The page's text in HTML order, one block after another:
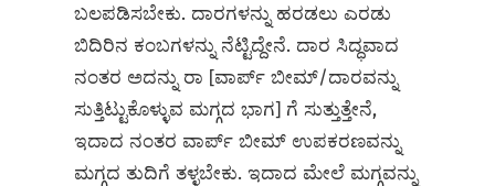
ಬಲಪಡಿಸಬೇಕು. ದಾರಗಳನ್ನು ಹರಡಲು ಎರಡು
ಬಿದಿರಿನ ಕಂಬಗಳನ್ನು ನೆಟ್ಟಿದ್ದೇನೆ. ದಾರ ಸಿದ್ಧವಾದ
ನಂತರ ಅದನ್ನು ರಾ [ವಾರ್ಪ್‌ ಬೀಮ್/ದಾರವನ್ನು
ಸುತ್ತಿಟ್ಟುಕೊಳ್ಳುವ ಮಗ್ಗದ ಭಾಗ]‌ ಗೆ ಸುತ್ತುತ್ತೇನೆ,
ಇದಾದ ನಂತರ ವಾರ್ಪ್‌ ಬೀಮ್‌ ಉಪಕರಣವನ್ನು
ಮಗ್ಗದ ತುದಿಗೆ ತಳ್ಳಬೇಕು. ಇದಾದ ಮೇಲೆ ಮಗ್ಗವನ್ನು